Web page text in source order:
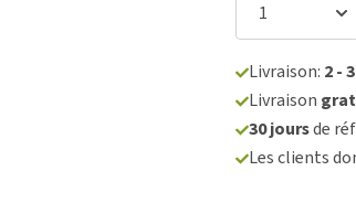
Livraison: 2 -
Livraison
30 joursde
Les clients